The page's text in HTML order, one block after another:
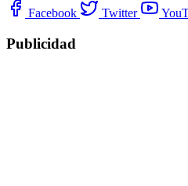
Facebook Twitter
Publicidad